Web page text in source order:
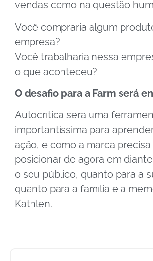
vendas como na questão
Você compraria algum
empresa?
Você trabalharia nessa
o que aconteceu?
O desafio para a Farm será
Autocrítica será uma
importantíssima para
ação, e como a marca precisa
posicionar de agora em
o seu público, quanto para a
quanto para a família e a
Kathlen.